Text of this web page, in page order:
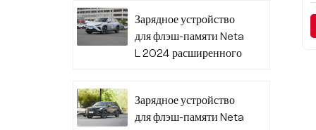
Зарядное устройство
для флэш-памяти Neta
L 2024 расширенного
Зарядное устройство
для флэш-памяти Neta